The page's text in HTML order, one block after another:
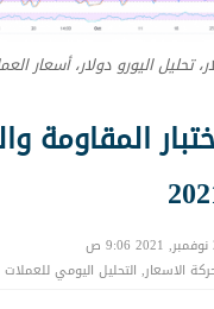
تحليل اليورو دولار، أسعار
المقاومة
ص
الاسعار, التحليل اليومي للعملات